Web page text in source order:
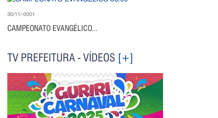
30/11/-0001
CAMPEONATO EVANGÉLICO...
TV PREFEITURA - VÍDEOS [+]